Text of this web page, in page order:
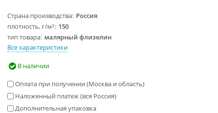
Страна производства Россия
плотность, г/м² 150
тип товара малярный флизелин
Все характеристики
В наличии
Оплата при получении (Москва и область)
Наложенный платеж (вся Россия)
Дополнительная упаковка